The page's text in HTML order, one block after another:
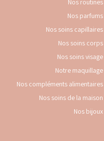
Nos routines
Nos parfums
Nos soins capillaires
Nos soins corps
Nos soins visage
Notre maquillage
Nos compléments alimentaires
Nos soins de la maison
Nos bijoux